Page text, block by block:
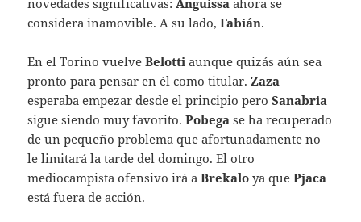
novedades significativas:Anguissa ahora se
considera inamovible. A su lado,Fabián.
En el Torino vuelveBelotti aunque quizás aún sea
pronto para pensar en él como titular.Zaza
esperaba empezar desde el principio peroSanabria
sigue siendo muy favorito.Pobega se ha recuperado
de un pequeño problema que afortunadamente no
le limitará la tarde del domingo. El otro
mediocampista ofensivo irá aBrekalo ya quePjaca
está fuera de acción.